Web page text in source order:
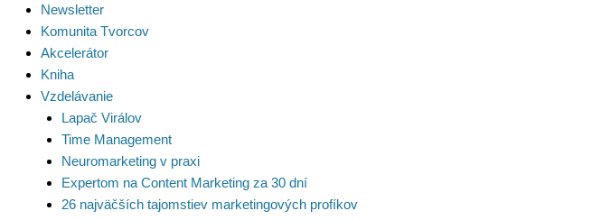
Newsletter
Komunita Tvorcov
Akcelerátor
Kniha
Vzdelávanie
Lapač Virálov
Time Management
Neuromarketing v praxi
Expertom na Content Marketing za 30 dní
26 najväčších tajomstiev marketingových profíkov